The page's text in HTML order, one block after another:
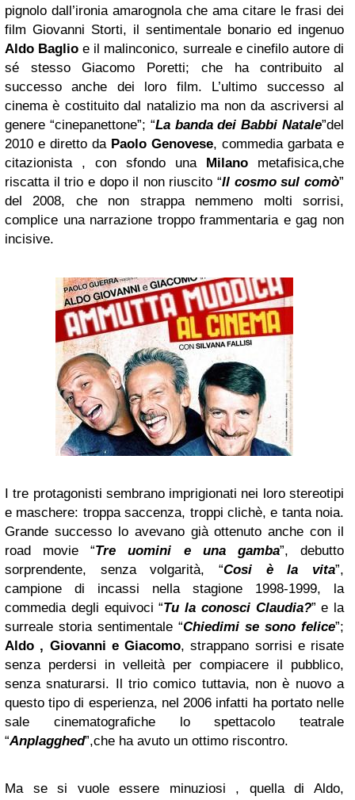
pignolo dall’ironia amarognola che ama citare le frasi dei
film Giovanni Storti, il sentimentale bonario ed ingenuo
Aldo Baglio e il malinconico, surreale e cinefilo autore di
sé stesso Giacomo Poretti; che ha contribuito al
successo anche dei loro film. L’ultimo successo al
cinema è costituito dal natalizio ma non da ascriversi al
genere “cinepanettone”; “La banda dei Babbi Natale”del
2010 e diretto da Paolo Genovese, commedia garbata e
citazionista , con sfondo una Milano metafisica,che
riscatta il trio e dopo il non riuscito “Il cosmo sul comò”
del 2008, che non strappa nemmeno molti sorrisi,
complice una narrazione troppo frammentaria e gag non
incisive.
I tre protagonisti sembrano imprigionati nei loro stereotipi
e maschere: troppa saccenza, troppi clichè, e tanta noia.
Grande successo lo avevano già ottenuto anche con il
road movie “Tre uomini e una gamba”, debutto
sorprendente, senza volgarità, “Cosi è la vita”,
campione di incassi nella stagione 1998-1999, la
commedia degli equivoci “Tu la conosci Claudia?” e la
surreale storia sentimentale “Chiedimi se sono felice”;
Aldo , Giovanni e Giacomo, strappano sorrisi e risate
senza perdersi in velleità per compiacere il pubblico,
senza snaturarsi. Il trio comico tuttavia, non è nuovo a
questo tipo di esperienza, nel 2006 infatti ha portato nelle
sale cinematografiche lo spettacolo teatrale
“Anplagghed”,che ha avuto un ottimo riscontro.
Ma se si vuole essere minuziosi , quella di Aldo,